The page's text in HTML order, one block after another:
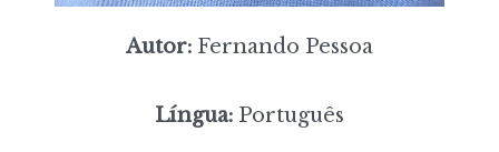
Autor: Fernando Pessoa
Língua: Português